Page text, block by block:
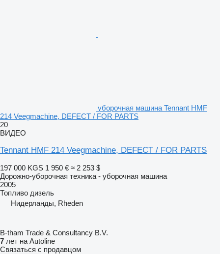
уборочная машина Tennant HMF
214 Veegmachine, DEFECT / FOR PARTS
20
ВИДЕО
Tennant HMF 214 Veegmachine, DEFECT / FOR PARTS
197 000 KGS 1 950 € ≈ 2 253 $
Дорожно-уборочная техника - уборочная машина
2005
Топливо дизель
Нидерланды, Rheden
B-tham Trade & Consultancy B.V.
7 лет на Autoline
Связаться с продавцом